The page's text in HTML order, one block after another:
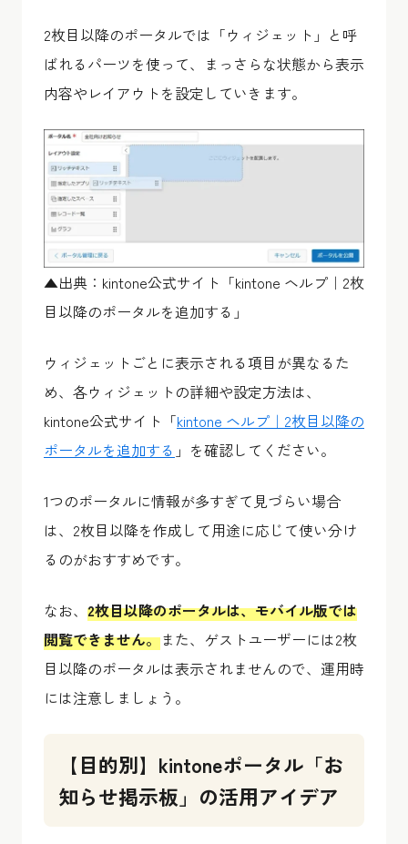
2枚目以降のポータルでは「ウィジェット」と呼
ばれるパーツを使って、まっさらな状態から表示
内容やレイアウトを設定していきます。
▲出典：kintone公式サイト「kintone ヘルプ｜2枚
目以降のポータルを追加する」
ウィジェットごとに表示される項目が異なるた
め、各ウィジェットの詳細や設定方法は、
kintone公式サイト「kintone ヘルプ｜2枚目以降の
ポータルを追加する 」を確認してください。
1つのポータルに情報が多すぎて見づらい場合
は、2枚目以降を作成して用途に応じて使い分け
るのがおすすめです。
なお、 2枚目以降のポータルは、モバイル版では
閲覧できません。また、ゲストユーザーには2枚
目以降のポータルは表示されませんので、運用時
には注意しましょう。
【目的別】kintoneポータル「お
知らせ掲示板」の活用アイデア